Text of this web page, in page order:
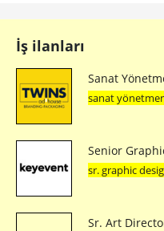
İş ilanları
Sanat
sanat
Senior
sr. graphic
Sr. Art